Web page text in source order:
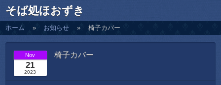
そば処ほおずき
ホーム お知らせ 椅子カバー
椅子カバー
Nov
21
2023